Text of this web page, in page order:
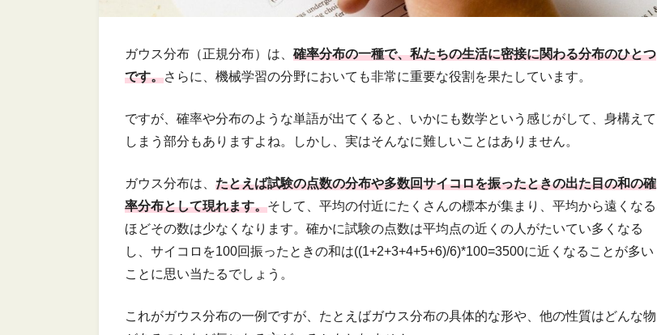
ガウス分布（正規分布）は、 確率分布の一種で、私たちの生活に密接に関わる分布のひとつ
です。さらに、機械学習の分野においても非常に重要な役割を果たしています。
ですが、確率や分布のような単語が出てくると、いかにも数学という感じがして、身構えて
しまう部分もありますよね。しかし、実はそんなに難しいことはありません。
ガウス分布は、 たとえば試験の点数の分布や多数回サイコロを振ったときの出た目の和の確
率分布として現れます。そして、平均の付近にたくさんの標本が集まり、平均から遠くなる
ほどその数は少なくなります。確かに試験の点数は平均点の近くの人がたいてい多くなる
し、サイコロを100回振ったときの和は((1+2+3+4+5+6)/6)*100=3500に近くなることが多い
ことに思い当たるでしょう。
これがガウス分布の一例ですが、たとえばガウス分布の具体的な形や、他の性質はどんな物